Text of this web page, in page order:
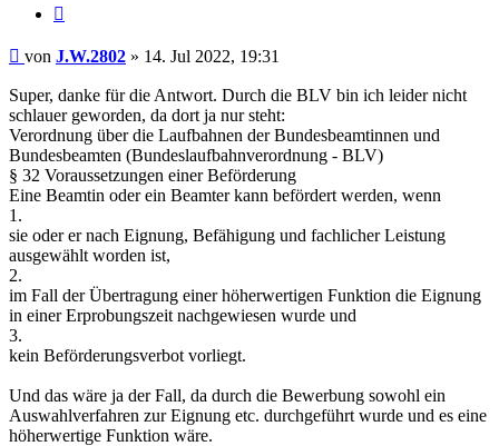
Beitrag
von J.W.2802 » 14. Jul 2022, 19:31
Super, danke für die Antwort. Durch die BLV bin ich leider nicht
schlauer geworden, da dort ja nur steht:
Verordnung über die Laufbahnen der Bundesbeamtinnen und
Bundesbeamten (Bundeslaufbahnverordnung - BLV)
§ 32 Voraussetzungen einer Beförderung
Eine Beamtin oder ein Beamter kann befördert werden, wenn
1.
sie oder er nach Eignung, Befähigung und fachlicher Leistung
ausgewählt worden ist,
2.
im Fall der Übertragung einer höherwertigen Funktion die Eignung
in einer Erprobungszeit nachgewiesen wurde und
3.
kein Beförderungsverbot vorliegt.
Und das wäre ja der Fall, da durch die Bewerbung sowohl ein
Auswahlverfahren zur Eignung etc. durchgeführt wurde und es eine
höherwertige Funktion wäre.